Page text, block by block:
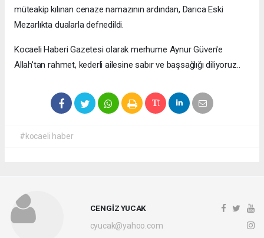
müteakip kılınan cenaze namazının ardından, Darıca Eski
Mezarlıkta dualarla defnedildi.
Kocaeli Haberi Gazetesi olarak merhume Aynur Güven'e
Allah'tan rahmet, kederli ailesine sabır ve başsağlığı diliyoruz..
#kocaeli haber
CENGİZ YUCAK
cyucak@yahoo.com